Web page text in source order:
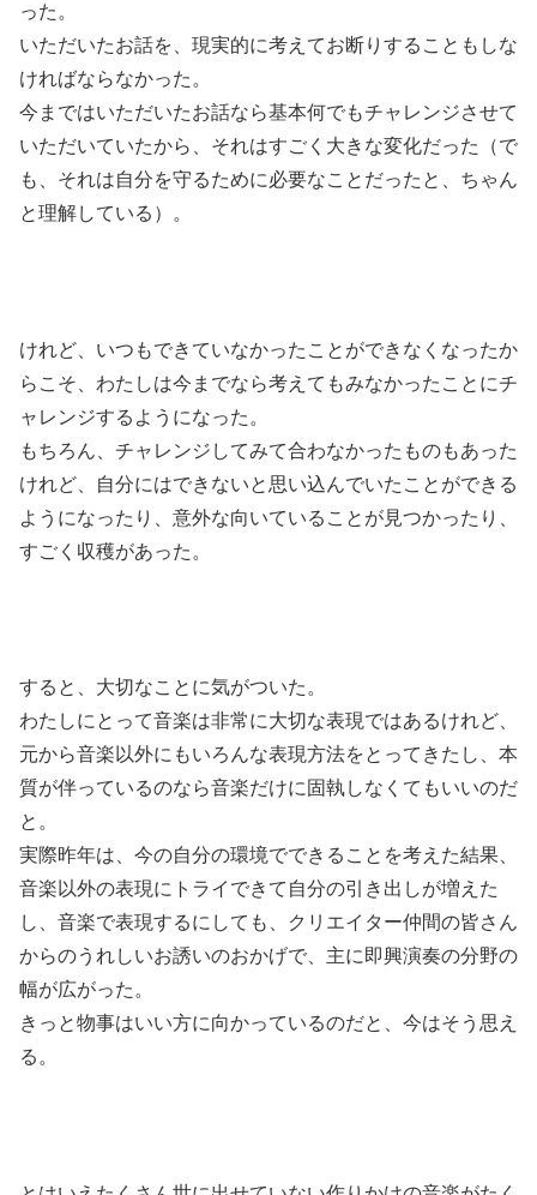
った。
いただいたお話を、現実的に考えてお断りすることもしな
ければならなかった。
今まではいただいたお話なら基本何でもチャレンジさせて
いただいていたから、それはすごく大きな変化だった（で
も、それは自分を守るために必要なことだったと、ちゃん
と理解している）。
けれど、いつもできていなかったことができなくなったか
らこそ、わたしは今までなら考えてもみなかったことにチ
ャレンジするようになった。
もちろん、チャレンジしてみて合わなかったものもあった
けれど、自分にはできないと思い込んでいたことができる
ようになったり、意外な向いていることが見つかったり、
すごく収穫があった。
すると、大切なことに気がついた。
わたしにとって音楽は非常に大切な表現ではあるけれど、
元から音楽以外にもいろんな表現方法をとってきたし、本
質が伴っているのなら音楽だけに固執しなくてもいいのだ
と。
実際昨年は、今の自分の環境でできることを考えた結果、
音楽以外の表現にトライできて自分の引き出しが増えた
し、音楽で表現するにしても、クリエイター仲間の皆さん
からのうれしいお誘いのおかげで、主に即興演奏の分野の
幅が広がった。
きっと物事はいい方に向かっているのだと、今はそう思え
る。